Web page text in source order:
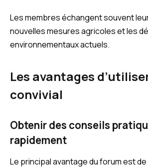
Les membres échangent souvent
nouvelles mesures agricoles et les
environnementaux actuels.
Les avantages
convivial
Obtenir des conseils
rapidement
Le principal avantage du forum est